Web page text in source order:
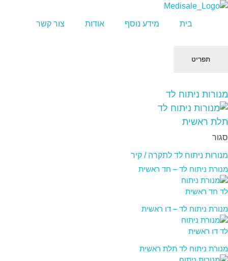
לֵב:
בְּאֲתָר
זֶה
"נָגִישׁ
בִּקְלִיק"
הַמְּסַיַּעַת
לִנְגִישׁוּת
בית מידע נוסף אודות צור קשר
תפריט
מנורות ניתוח לד
סגור
מנורות ניתוח לד לתקרה / קיר
מנורת ניתוח לד – חד ראשית
מנורת ניתוח לד – דו ראשית
מנורת ניתוח לד תלת ראשית